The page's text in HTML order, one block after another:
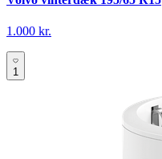
1.000 kr.
1